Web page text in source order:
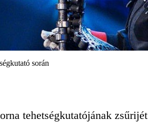
során
tehetségkutatójának zsűrijét